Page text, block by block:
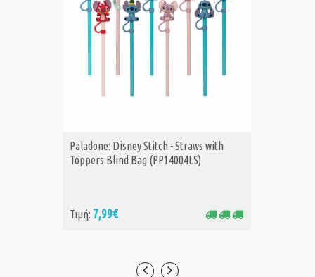
ΑΓΟΡΑ
Paladone: Disney Stitch - Straws with
Toppers Blind Bag (PP14004LS)
Τιμή: 7,99€